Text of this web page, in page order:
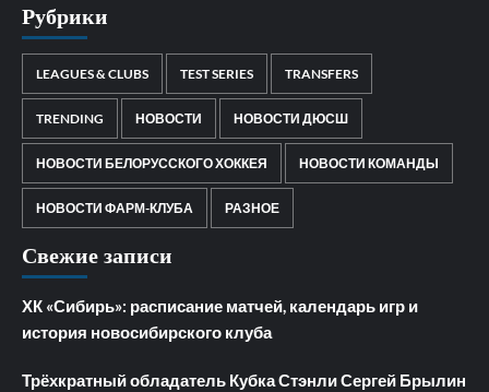
Рубрики
LEAGUES & CLUBS TEST SERIES TRANSFERS
TRENDING НОВОСТИ НОВОСТИ ДЮСШ
НОВОСТИ БЕЛОРУССКОГО ХОККЕЯ НОВОСТИ КОМАНДЫ
НОВОСТИ ФАРМ-КЛУБА РАЗНОЕ
Свежие записи
ХК «Сибирь»: расписание матчей, календарь игр и
история новосибирского клуба
Трёхкратный обладатель Кубка Стэнли Сергей Брылин